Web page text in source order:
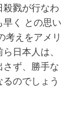
殺戮が行なわ
早く との思い
考えをアメリ
日本人は、
さず、勝手な
のでしょう